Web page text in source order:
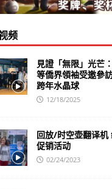
频
見證「無限」光芒
等僑界領袖受邀參
跨年水晶球
12/18/2025
回放/时空壶翻译机
促销活动
02/24/2023